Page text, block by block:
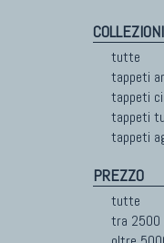
COLLEZIONI
tutte
tappeti
tappeti
tappeti
tappeti
PREZZO
tutte
tra 2500